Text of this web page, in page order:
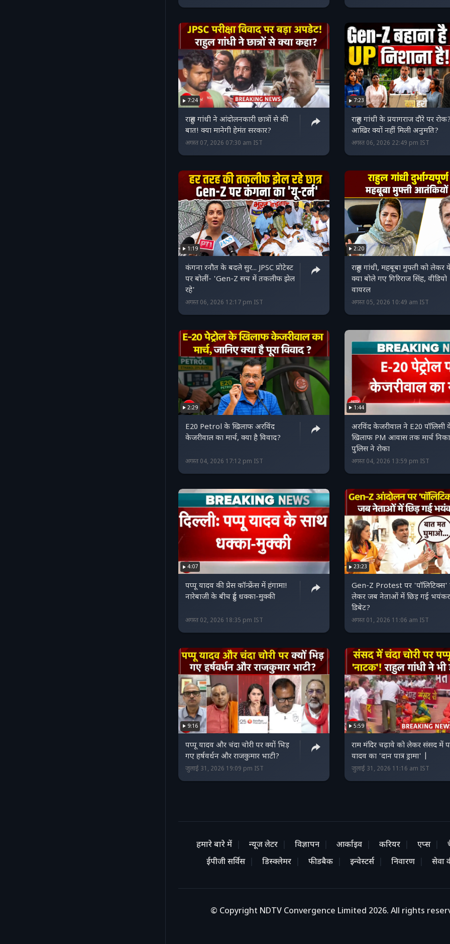
7:24
राहुल गांधी ने आंदोलनकारी छात्रों से की
बात! क्या मानेगी हेमंत सरकार?
अगस्त 07, 2026 07:30 am IST
7:23
राहुल गांधी के प्रयागराज दौरे पर
आखिर क्यों नहीं मिली अनुमति?
अगस्त 06, 2026 22:49 pm IST
1:19
कंगना रनौत के बदले सुर... JPSC प्रोटेस्‍ट
पर बोलीं- 'Gen-Z सच में तकलीफ झेल
रहे'
अगस्त 06, 2026 12:17 pm IST
2:20
राहुल गांधी, महबूबा मुफ्ती को लेकर
क्‍या बोले गए गिरिराज सिंह, वीडियो
वायरल
अगस्त 05, 2026 10:49 am IST
2:29
E20 Petrol के खिलाफ अरविंद
केजरीवाल का मार्च, क्या है विवाद?
अगस्त 04, 2026 17:12 pm IST
1:44
अरविंद केजरीवाल ने E20 पॉलिसी
खिलाफ PM आवास तक मार्च
पुलिस ने रोका
अगस्त 04, 2026 13:59 pm IST
4:07
पप्पू यादव की प्रेस कॉन्फ्रेंस में हंगामा!
नारेबाजी के बीच हुई धक्का-मुक्की
अगस्त 02, 2026 18:35 pm IST
23:23
Gen-Z Protest पर 'पॉलिटिक्स'
लेकर जब नेताओं में छिड़ गई भयंकर
डिबेट?
अगस्त 01, 2026 11:06 am IST
9:16
पप्पू यादव और चंदा चोरी पर क्यों भिड़
गए हर्षवर्धन और राजकुमार भाटी?
जुलाई 31, 2026 19:09 pm IST
5:59
राम मंदिर चढ़ावे को लेकर संसद में
यादव का 'दान पात्र ड्रामा' |
जुलाई 31, 2026 11:16 am IST
हमारे बारे में न्यूज लेटर विज्ञापन आर्काइव करियर एप्स
ईपीजी सर्विस
डिस्क्लेमर फीडबैक इन्वेस्टर्स निवारण सेवा
© Copyright NDTV Convergence Limited 2026. All rights